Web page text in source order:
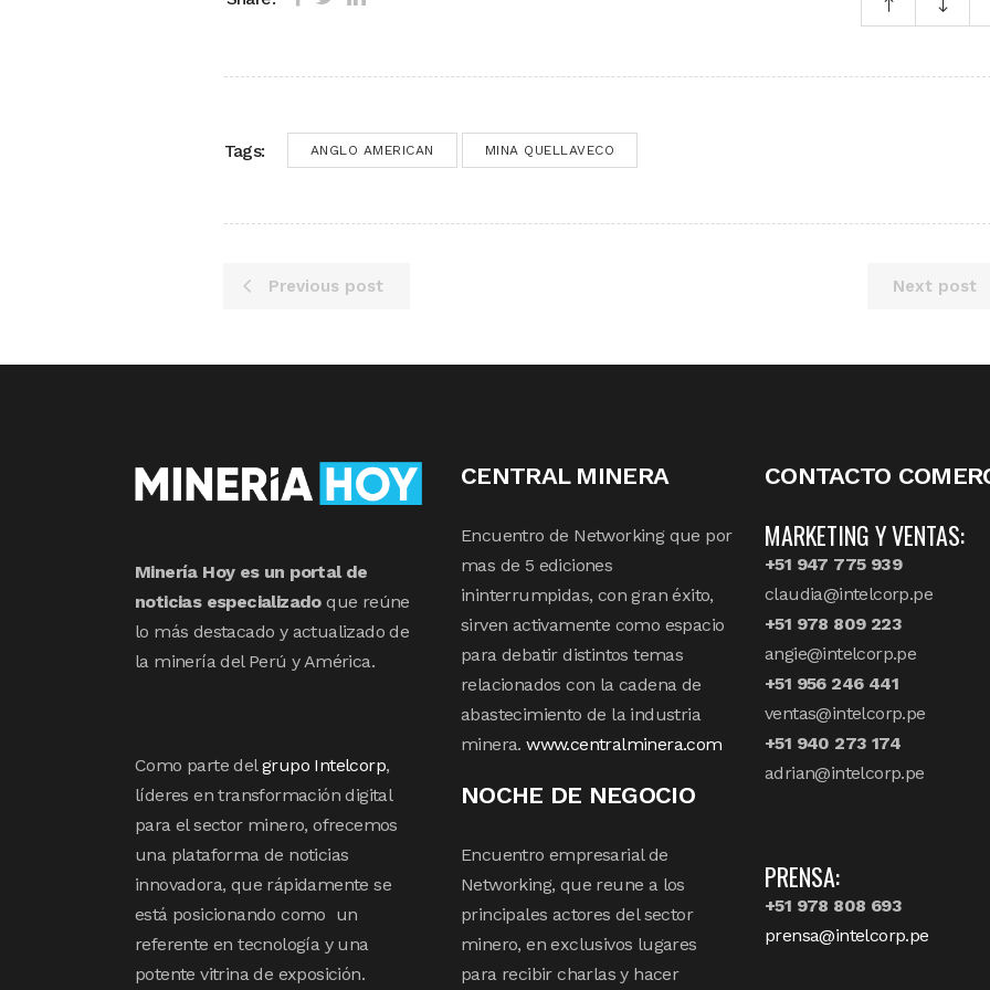
Tags: ANGLO AMERICAN MINA QUELLAVECO
Previous post Next post
Minería Hoy es un portal de
noticias especializadoque reúne
lo más destacado y actualizado de
la minería del Perú y América.
Como parte delgrupo Intelcorp,
líderes en transformación digital
para el sector minero, ofrecemos
una plataforma de noticias
innovadora, que rápidamente se
está posicionando como un
referente en tecnología y una
potente vitrina de exposición.
CENTRAL MINERA
Encuentro de Networking que por
mas de 5 ediciones
ininterrumpidas, con gran éxito,
sirven activamente como espacio
para debatir distintos temas
relacionados con la cadena de
abastecimiento de la industria
minera.www.centralminera.com
NOCHE DE NEGOCIO
Encuentro empresarial de
Networking, que reune a los
principales actores del sector
minero, en exclusivos lugares
para recibir charlas y hacer
CONTACTO
MARKETING Y VENTAS:
+51 947 775 939
claudia@intelcorp.pe
+51 978 809 223
angie@intelcorp.pe
+51 956 246 441
ventas@intelcorp.pe
+51 940 273 174
adrian@intelcorp.pe
PRENSA:
+51 978 808 693
prensa@intelcorp.pe